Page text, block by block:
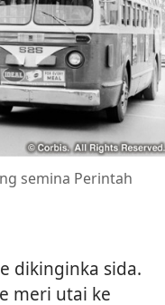
semina Perintah
dikinginka sida.
meri utai ke